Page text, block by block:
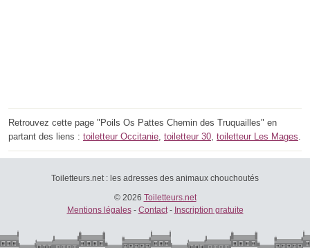
Retrouvez cette page "Poils Os Pattes Chemin des Truquailles" en
partant des liens : toiletteur Occitanie, toiletteur 30, toiletteur Les Mages.
Toiletteurs.net : les adresses des animaux chouchoutés
© 2026 Toiletteurs.net
Mentions légales- Contact- Inscription gratuite